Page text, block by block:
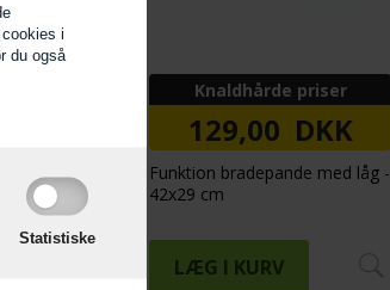
i
du også
Statistiske
Knaldhårde priser
129,00 DKK
Funktion bradepande med låg -
42x29 cm
LÆG I KURV